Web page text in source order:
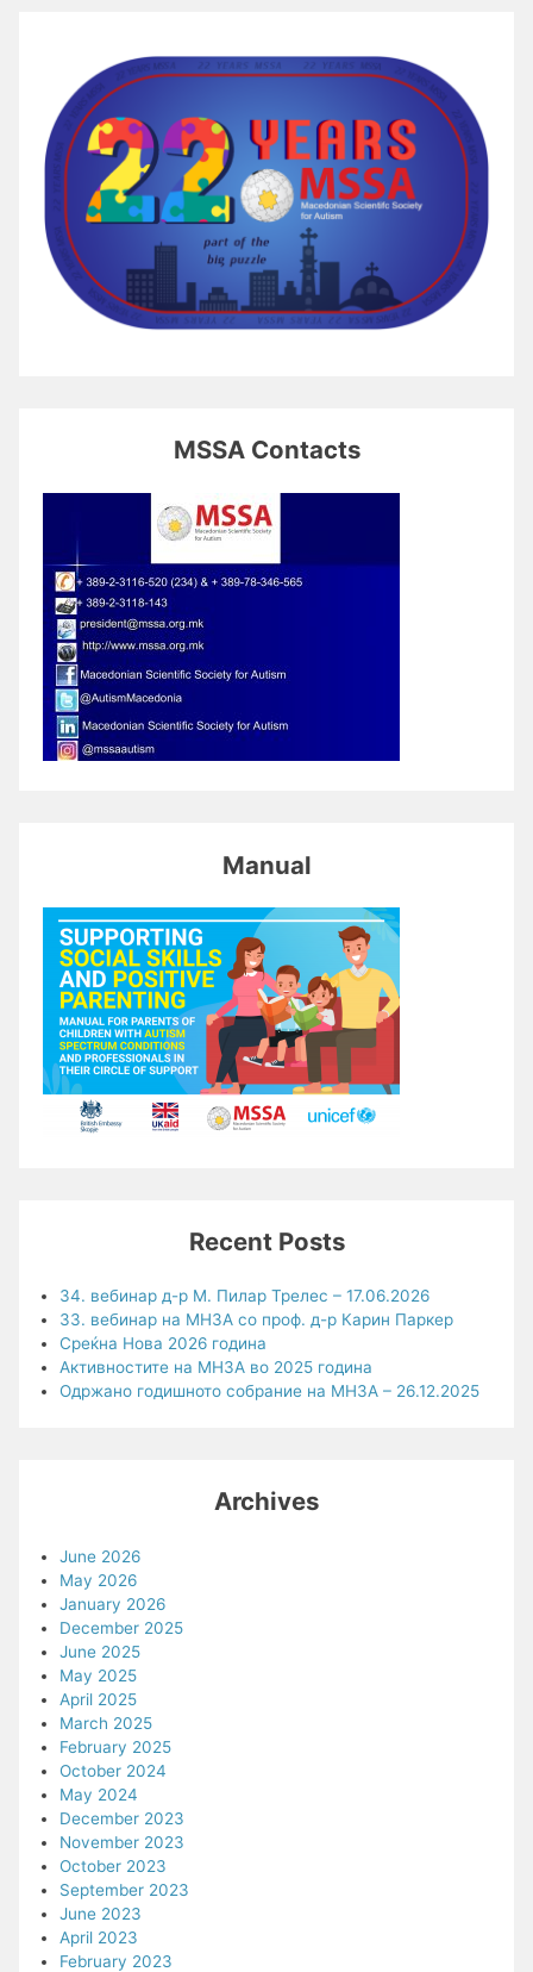
MSSA Contacts
Manual
Recent Posts
34. вебинар д-р М. Пилар Трелес – 17.06.2026
33. вебинар на МНЗА со проф. д-р Карин Паркер
Среќна Нова 2026 година
Активностите на МНЗА во 2025 година
Одржано годишното собрание на МНЗА – 26.12.2025
Archives
June 2026
May 2026
January 2026
December 2025
June 2025
May 2025
April 2025
March 2025
February 2025
October 2024
May 2024
December 2023
November 2023
October 2023
September 2023
June 2023
April 2023
February 2023